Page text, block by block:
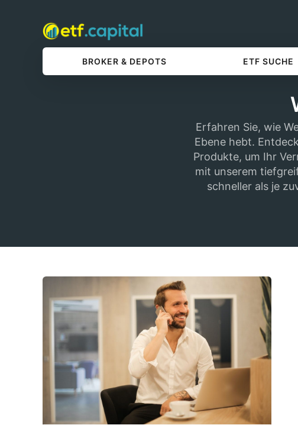
BROKER & DEPOTS ETF SUCHE
Erfahren Sie, wie
Ebene hebt.
Produkte, um Ihr
mit unserem
schneller als je